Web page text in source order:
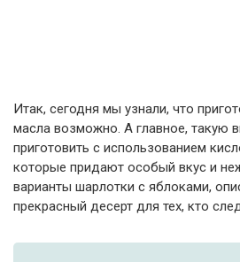
Итак, сегодня мы узнали, что
масла возможно. А главное, такую
приготовить с использованием
которые придают особый вкус и
варианты шарлотки с яблоками,
прекрасный десерт для тех, кто